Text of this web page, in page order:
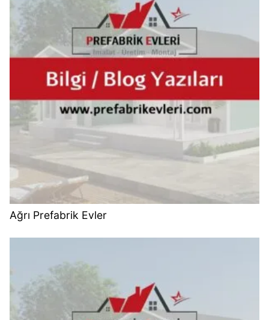
Ağrı Prefabrik Evler